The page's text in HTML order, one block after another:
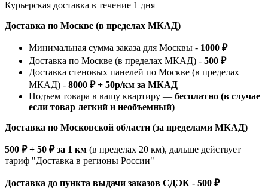
Курьерская доставка в течение 1 дня
Доставка по Москве (в пределах МКАД)
Минимальная сумма заказа для Москвы - 1000 ₽
Доставка по Москве (в пределах МКАД) - 500 ₽
Доставка стеновых панелей по Москве (в пределах
МКАД) - 8000 ₽ + 50р/км за МКАД
Подъем товара в вашу квартиру — бесплатно (в случае
если товар легкий и необъемный)
Доставка по Московской области (за пределами МКАД)
500 ₽ + 50 ₽ за 1 км (в пределах 20 км), дальше действует
тариф "Доставка в регионы России"
Доставка до пункта выдачи заказов СДЭК - 500 ₽